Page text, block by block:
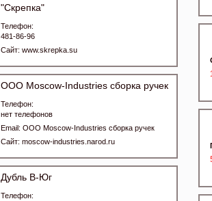
"Скрепка"
Телефон:
481-86-96
Сайт: www.skrepka.su
OOO Moscow-Industries сборка ручек
Телефон:
нет телефонов
Email: OOO Moscow-Industries сборка ручек
Сайт: moscow-industries.narod.ru
Дубль В-Юг
Телефон: